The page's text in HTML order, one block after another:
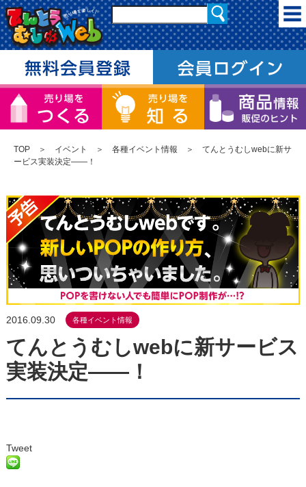
TOP ＞ イベント ＞ 各種イベント情報 ＞ てんとうむしwebに新サ
ービス実装決定――！
2016.09.30 各種イベント情報
てんとうむしwebに新サービス
実装決定――！
Tweet